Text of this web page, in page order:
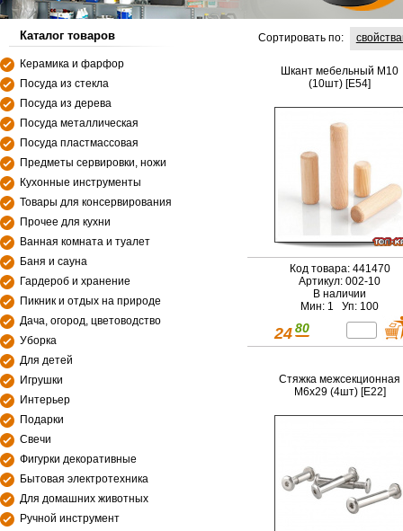
Каталог товаров
Керамика и фарфор
Посуда из стекла
Посуда из дерева
Посуда металлическая
Посуда пластмассовая
Предметы сервировки, ножи
Кухонные инструменты
Товары для консервирования
Прочее для кухни
Ванная комната и туалет
Баня и сауна
Гардероб и хранение
Пикник и отдых на природе
Дача, огород, цветоводство
Уборка
Для детей
Игрушки
Интерьер
Подарки
Свечи
Фигурки декоративные
Бытовая электротехника
Для домашних животных
Ручной инструмент
Сортировать по:
Шкант мебельный М10
(10шт) [E54]
Код товара: 441470
Артикул: 002-10
В наличии
Мин: 1 Уп: 100
24 80
Стяжка межсекционная
М6х29 (4шт) [E22]